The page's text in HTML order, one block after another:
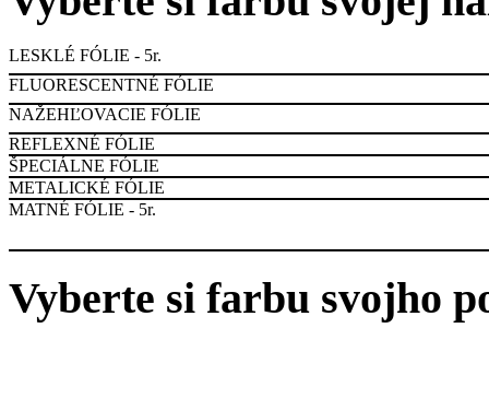
LESKLÉ FÓLIE - 5r.
FLUORESCENTNÉ FÓLIE
NAŽEHĽOVACIE FÓLIE
REFLEXNÉ FÓLIE
ŠPECIÁLNE FÓLIE
METALICKÉ FÓLIE
MATNÉ FÓLIE - 5r.
Vyberte si farbu svojho